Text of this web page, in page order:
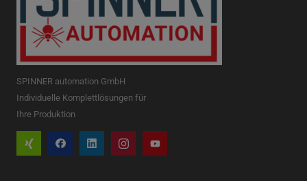
SPINNER automation GmbH
Individuelle Komplettlösungen für
Ihre Produktion